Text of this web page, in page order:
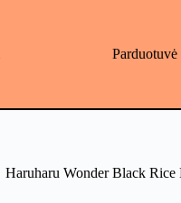
Parduotuvė
Haruharu Wonder Black